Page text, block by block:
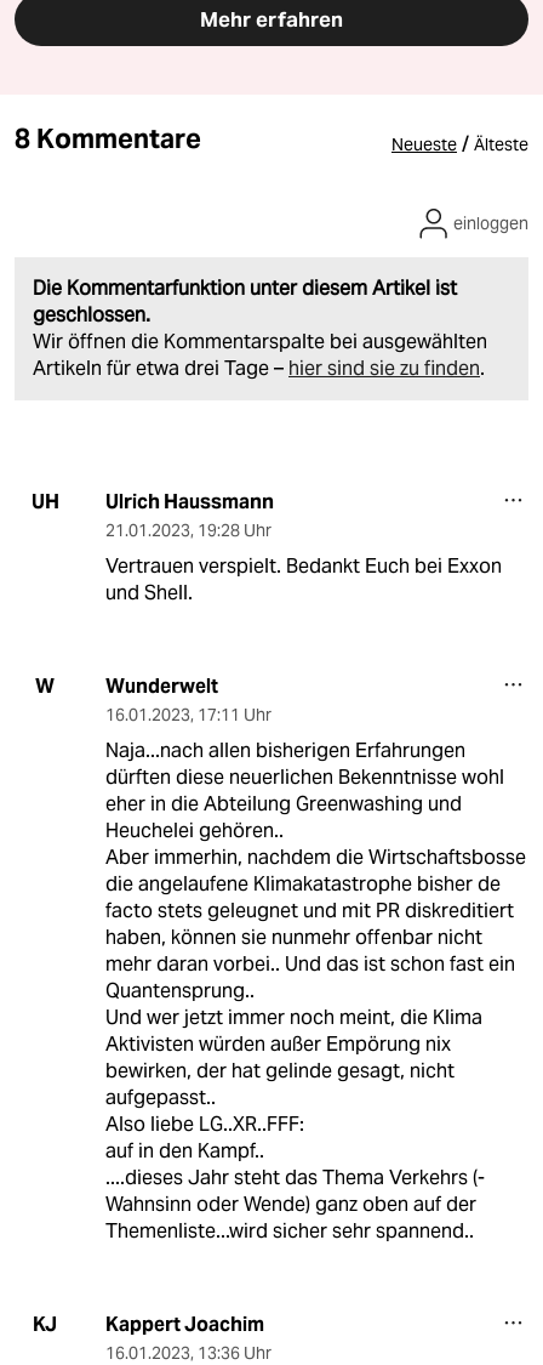
Mehr erfahren
8 Kommentare Neueste / Älteste
Die Kommentarfunktion unter diesem Artikel ist
geschlossen.
Wir öffnen die Kommentarspalte bei ausgewählten
Artikeln für etwa drei Tage – hier sind sie zu finden.
einloggen
UH Ulrich Haussmann
21.01.2023, 19:28 Uhr
Vertrauen verspielt. Bedankt Euch bei Exxon
und Shell.
W Wunderwelt
16.01.2023, 17:11 Uhr
Naja...nach allen bisherigen Erfahrungen
dürften diese neuerlichen Bekenntnisse wohl
eher in die Abteilung Greenwashing und
Heuchelei gehören..
Aber immerhin, nachdem die Wirtschaftsbosse
die angelaufene Klimakatastrophe bisher de
facto stets geleugnet und mit PR diskreditiert
haben, können sie nunmehr offenbar nicht
mehr daran vorbei.. Und das ist schon fast ein
Quantensprung..
Und wer jetzt immer noch meint, die Klima
Aktivisten würden außer Empörung nix
bewirken, der hat gelinde gesagt, nicht
aufgepasst..
Also liebe LG..XR..FFF:
auf in den Kampf..
....dieses Jahr steht das Thema Verkehrs (-
Wahnsinn oder Wende) ganz oben auf der
Themenliste...wird sicher sehr spannend..
KJ Kappert Joachim
16.01.2023, 13:36 Uhr